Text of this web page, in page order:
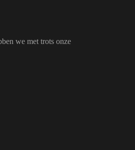
we met trots onze